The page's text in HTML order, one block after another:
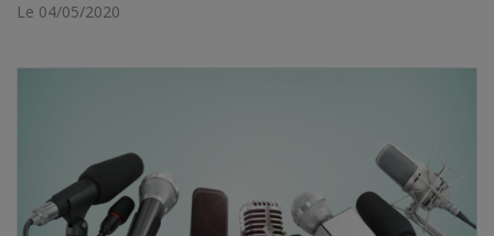
Le 04/05/2020